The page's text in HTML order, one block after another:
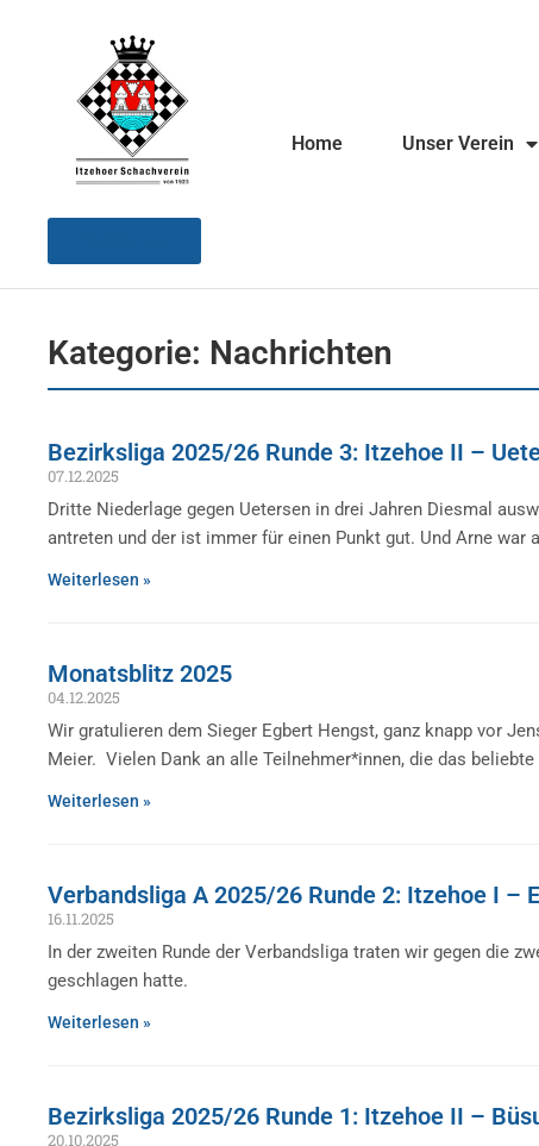
Home Unser Verein
Kategorie: Nachrichten
Bezirksliga 2025/26 Runde 3: Itzehoe II –
07.12.2025
Dritte Niederlage gegen Uetersen in drei Jahren Diesmal
antreten und der ist immer für einen Punkt gut. Und Arne war
Weiterlesen »
Monatsblitz 2025
04.12.2025
Wir gratulieren dem Sieger Egbert Hengst, ganz knapp vor
Meier. Vielen Dank an alle Teilnehmer*innen, die das
Weiterlesen »
Verbandsliga A 2025/26 Runde 2: Itzehoe I –
16.11.2025
In der zweiten Runde der Verbandsliga traten wir gegen die
geschlagen hatte.
Weiterlesen »
Bezirksliga 2025/26 Runde 1: Itzehoe II –
20.10.2025